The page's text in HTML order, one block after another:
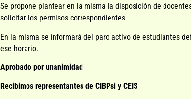
Se propone plantear en la misma la disposición de
solicitar los permisos correspondientes.
En la misma se informará del paro activo de estudiantes
ese horario.
Aprobado por unanimidad
Recibimos representantes de CIBPsi y CEIS